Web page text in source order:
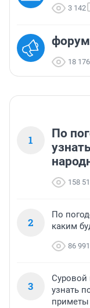
3 142
18 176
1
По
158
2
По
каким
86 991
3
Суровой
узнать
приметы